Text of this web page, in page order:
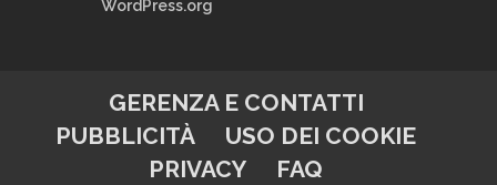
WordPress.org
GERENZA E CONTATTI
PUBBLICITÀ
USO DEI COOKIE
PRIVACY
FAQ